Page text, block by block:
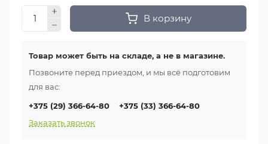
В корзину
Товар может быть на складе, а не в магазине.
Позвоните перед приездом, и мы всё подготовим
для вас:
+375 (29) 366-64-80
+375 (33) 366-64-80
Заказать звонок